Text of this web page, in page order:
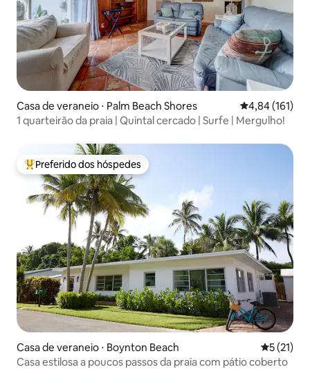
Casa de veraneio ⋅ Palm Beach Shores 4,84 de uma
4,84 (161)
1 quarteirão da praia | Quintal cercado | Surfe | Mergulho!
Entre os melhores preferidos dos hóspedes
Preferido dos hóspedes
Casa de veraneio ⋅ Boynton Beach 5 de uma
5 (21)
Casa estilosa a poucos passos da praia com pátio coberto